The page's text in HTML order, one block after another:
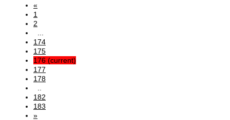
«
1
2
174
175
176 (current)
177
178
182
183
»